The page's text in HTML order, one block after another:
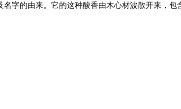
字的由来。它的这种酸香由木心材波散开来，包